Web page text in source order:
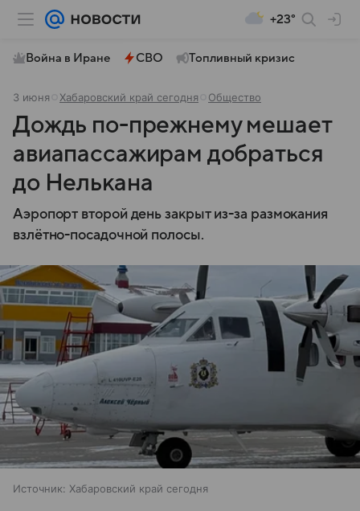
+23°
Война в Иране СВО Топливный кризис
3 июня Хабаровский край сегодня Общество
Дождь по-прежнему мешает
авиапассажирам добраться
до Нелькана
Аэропорт второй день закрыт из-за размокания
взлётно-посадочной полосы.
Источник: Хабаровский край сегодня